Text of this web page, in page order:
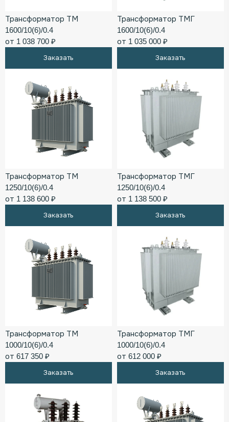
Трансформатор ТМ
1600/10(6)/0.4
от 1 038 700 ₽
Заказать
Трансформатор ТМГ
1600/10(6)/0.4
от 1 035 000 ₽
Заказать
Трансформатор ТМ
1250/10(6)/0.4
от 1 138 600 ₽
Заказать
Трансформатор ТМГ
1250/10(6)/0.4
от 1 138 500 ₽
Заказать
Трансформатор ТМ
1000/10(6)/0.4
от 617 350 ₽
Заказать
Трансформатор ТМГ
1000/10(6)/0.4
от 612 000 ₽
Заказать